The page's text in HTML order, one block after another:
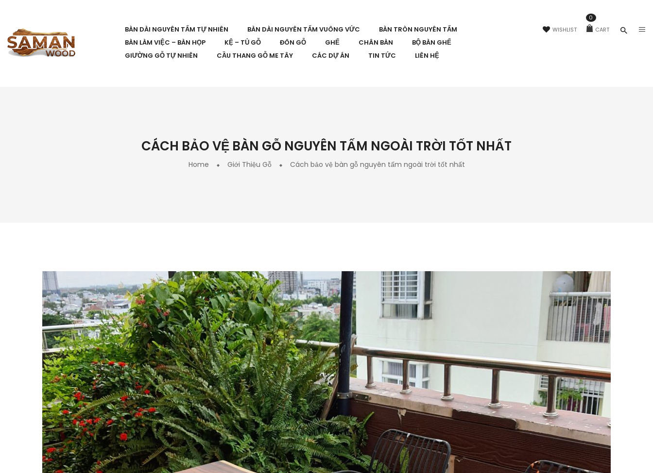
BÀN DÀI NGUYÊN TẤM TỰ NHIÊN BÀN DÀI NGUYÊN TẤM VUÔNG VỨC
BÀN TRÒN NGUYÊN TẤM
BÀN LÀM VIỆC – BÀN HỌP
KỆ – TỦ GỖ ĐÔN GỖ GHẾ CHÂN BÀN
BỘ BÀN GHẾ
GIƯỜNG GỖ TỰ NHIÊN
CẦU THANG GỖ ME TÂY CÁC DỰ ÁN TIN TỨC LIÊN HỆ
WISHLIST CART
0
CÁCH BẢO VỆ BÀN GỖ NGUYÊN TẤM NGOÀI TRỜI TỐT NHẤT
Home Giới Thiệu Gỗ Cách bảo vệ bàn gỗ nguyên tấm ngoài trời tốt nhất